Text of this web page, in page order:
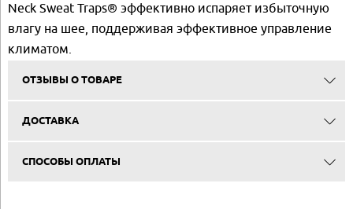
Neck Sweat Traps® эффективно испаряет избыточную
влагу на шее, поддерживая эффективное управление
климатом.
ОТЗЫВЫ О ТОВАРЕ
ДОСТАВКА
СПОСОБЫ ОПЛАТЫ